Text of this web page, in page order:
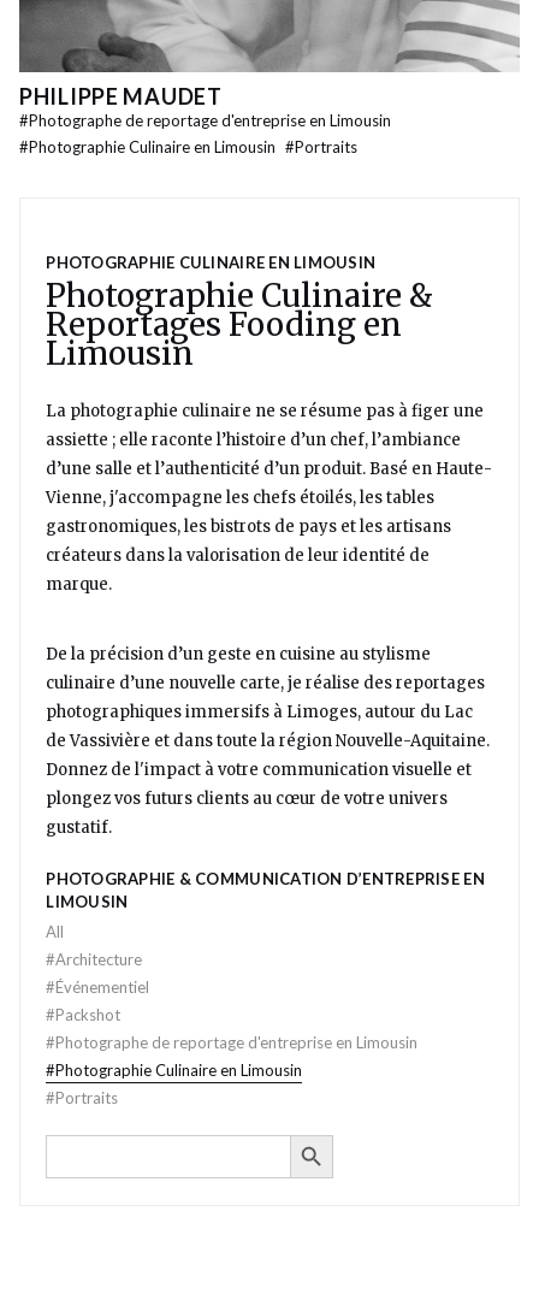
PHILIPPE MAUDET
#Photographe de reportage d'entreprise en Limousin
#Photographie Culinaire en Limousin #Portraits
PHOTOGRAPHIE CULINAIRE EN LIMOUSIN
Photographie Culinaire &
Reportages Fooding en
Limousin
La photographie culinaire ne se résume pas à figer une
assiette ; elle raconte l’histoire d’un chef, l’ambiance
d’une salle et l’authenticité d’un produit. Basé en Haute-
Vienne, j'accompagne les chefs étoilés, les tables
gastronomiques, les bistrots de pays et les artisans
créateurs dans la valorisation de leur identité de
marque.
De la précision d’un geste en cuisine au stylisme
culinaire d’une nouvelle carte, je réalise des reportages
photographiques immersifs à Limoges, autour du Lac
de Vassivière et dans toute la région Nouvelle-Aquitaine.
Donnez de l'impact à votre communication visuelle et
plongez vos futurs clients au cœur de votre univers
gustatif.
PHOTOGRAPHIE & COMMUNICATION D’ENTREPRISE EN
LIMOUSIN
All
#Architecture
#Événementiel
#Packshot
#Photographe de reportage d'entreprise en Limousin
#Photographie Culinaire en Limousin
#Portraits
Search
SEARCH BUTTON